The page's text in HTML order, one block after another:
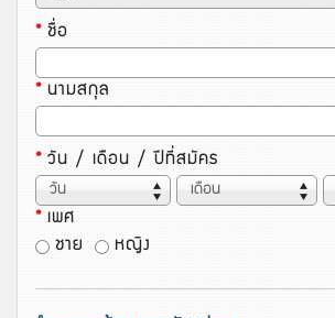
*ชื่อ
*นามสกุล
*วัน / เดือน / ปีที่สมัคร
*เพศ
ชาย
หญิง